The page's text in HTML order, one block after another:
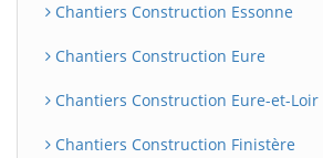
Chantiers Construction Essonne
Chantiers Construction Eure
Chantiers Construction Eure-et-Loir
Chantiers Construction Finistère